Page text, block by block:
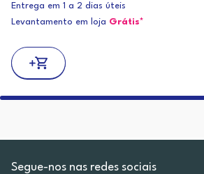
Entrega em 1 a 2 dias úteis
Levantamento em loja Grátis*
Segue-nos nas redes sociais